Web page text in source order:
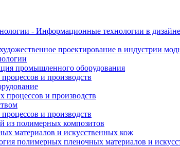
- Информационные технологии в дизайне
проектирование в индустрии
промышленного оборудования
и производств
процессов и производств
и производств
из полимерных композитов
материалов и искусственных кож
полимерных пленочных материалов и